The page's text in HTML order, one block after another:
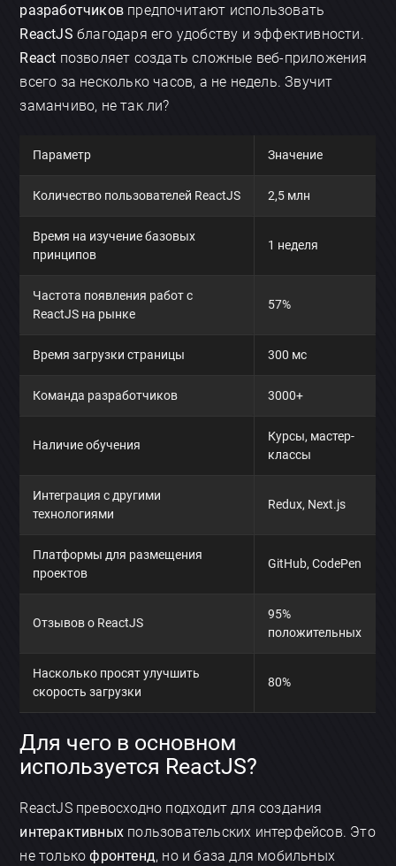
разработчиков предпочитают использовать
ReactJS благодаря его удобству и эффективности.
React позволяет создать сложные веб-приложения
всего за несколько часов, а не недель. Звучит
заманчиво, не так ли?
Параметр Значение
Количество пользователей ReactJS 2,5 млн
Время на изучение базовых
принципов
1 неделя
Частота появления работ с
ReactJS на рынке
57%
Время загрузки страницы 300 мс
Команда разработчиков 3000+
Наличие обучения
Курсы, мастер-
классы
Интеграция с другими
технологиями
Redux, Next.js
Платформы для размещения
проектов
GitHub, CodePen
Отзывов о ReactJS
95%
положительных
Насколько просят улучшить
скорость загрузки
80%
Для чего в основном
используется ReactJS?
ReactJS превосходно подходит для создания
интерактивных пользовательских интерфейсов. Это
не толькофронтенд, но и база для мобильных